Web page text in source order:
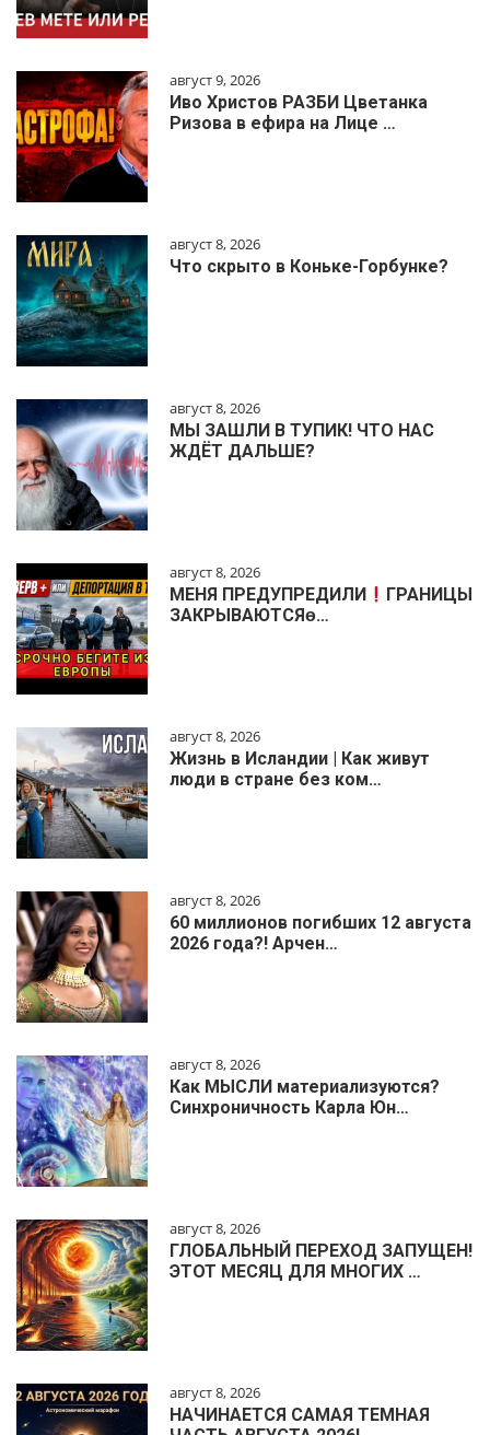
август 9, 2026
Иво Христов РАЗБИ Цветанка
Ризова в ефира на Лице …
август 8, 2026
Что скрыто в Коньке-Горбунке?
август 8, 2026
МЫ ЗАШЛИ В ТУПИК! ЧТО НАС
ЖДЁТ ДАЛЬШЕ?
август 8, 2026
МЕНЯ ПРЕДУПРЕДИЛИ
ГРАНИЦЫ
ЗАКРЫВАЮТСЯɵ…
август 8, 2026
Жизнь в Исландии | Как живут
люди в стране без ком…
август 8, 2026
60 миллионов погибших 12 августа
2026 года?! Арчен…
август 8, 2026
Как МЫСЛИ материализуются?
Синхроничность Карла Юн…
август 8, 2026
ГЛОБАЛЬНЫЙ ПЕРЕХОД ЗАПУЩЕН!
ЭТОТ МЕСЯЦ ДЛЯ МНОГИХ …
август 8, 2026
НАЧИНАЕТСЯ САМАЯ ТЕМНАЯ